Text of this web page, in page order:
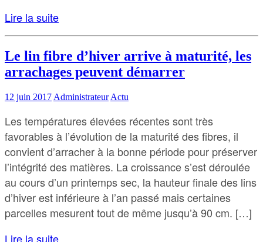
Lire la suite
Le lin fibre d’hiver arrive à maturité, les
arrachages peuvent démarrer
12 juin 2017 Administrateur Actu
Les températures élevées récentes sont très
favorables à l’évolution de la maturité des fibres, il
convient d’arracher à la bonne période pour préserver
l’intégrité des matières. La croissance s’est déroulée
au cours d’un printemps sec, la hauteur finale des lins
d’hiver est inférieure à l’an passé mais certaines
parcelles mesurent tout de même jusqu’à 90 cm. […]
Lire la suite